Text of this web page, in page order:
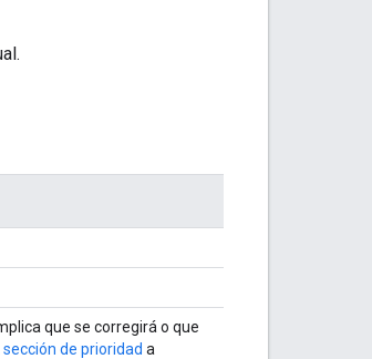
que se corregirá o que
sección de prioridad a